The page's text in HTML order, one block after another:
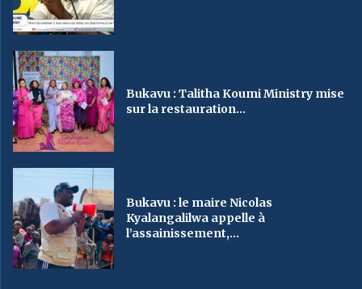
Bukavu : Talitha Koumi Ministry mise
sur la restauration...
Bukavu : le maire Nicolas
Kyalangalilwa appelle à
l’assainissement,...